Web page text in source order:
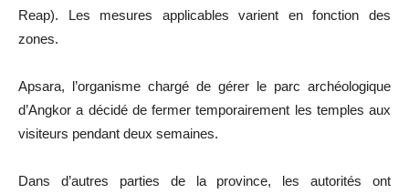
Reap). Les mesures applicables varient en fonction des
zones.
Apsara, l’organisme chargé de gérer le parc archéologique
d’Angkor a décidé de fermer temporairement les temples aux
visiteurs pendant deux semaines.
Dans d’autres parties de la province, les autorités ont